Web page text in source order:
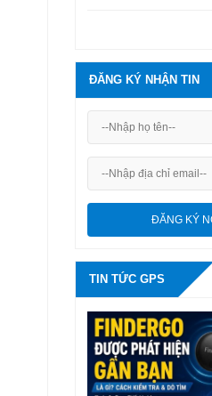
ĐĂNG KÝ NHẬN TIN
TIN TỨC GPS